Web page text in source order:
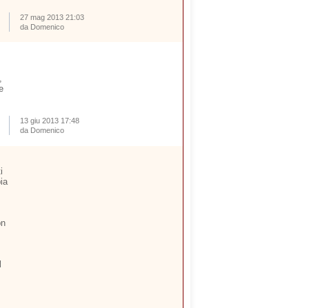
27 mag 2013 21:03
da Domenico
13 giu 2013 17:48
da Domenico